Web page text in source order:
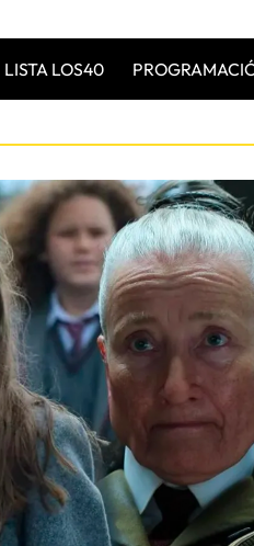
LISTA LOS40